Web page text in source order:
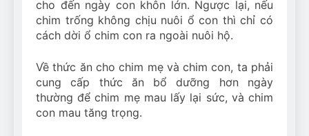
cho đến ngày con khôn lớn. Ngược lại, nếu
chim trống không chịu nuôi ổ con thì chỉ có
cách dời ổ chim con ra ngoài nuôi hộ.
Về thức ăn cho chim mẹ và chim con, ta phải
cung cấp thức ăn bổ dưỡng hơn ngày
thường để chim mẹ mau lấy lại sức, và chim
con mau tăng trọng.